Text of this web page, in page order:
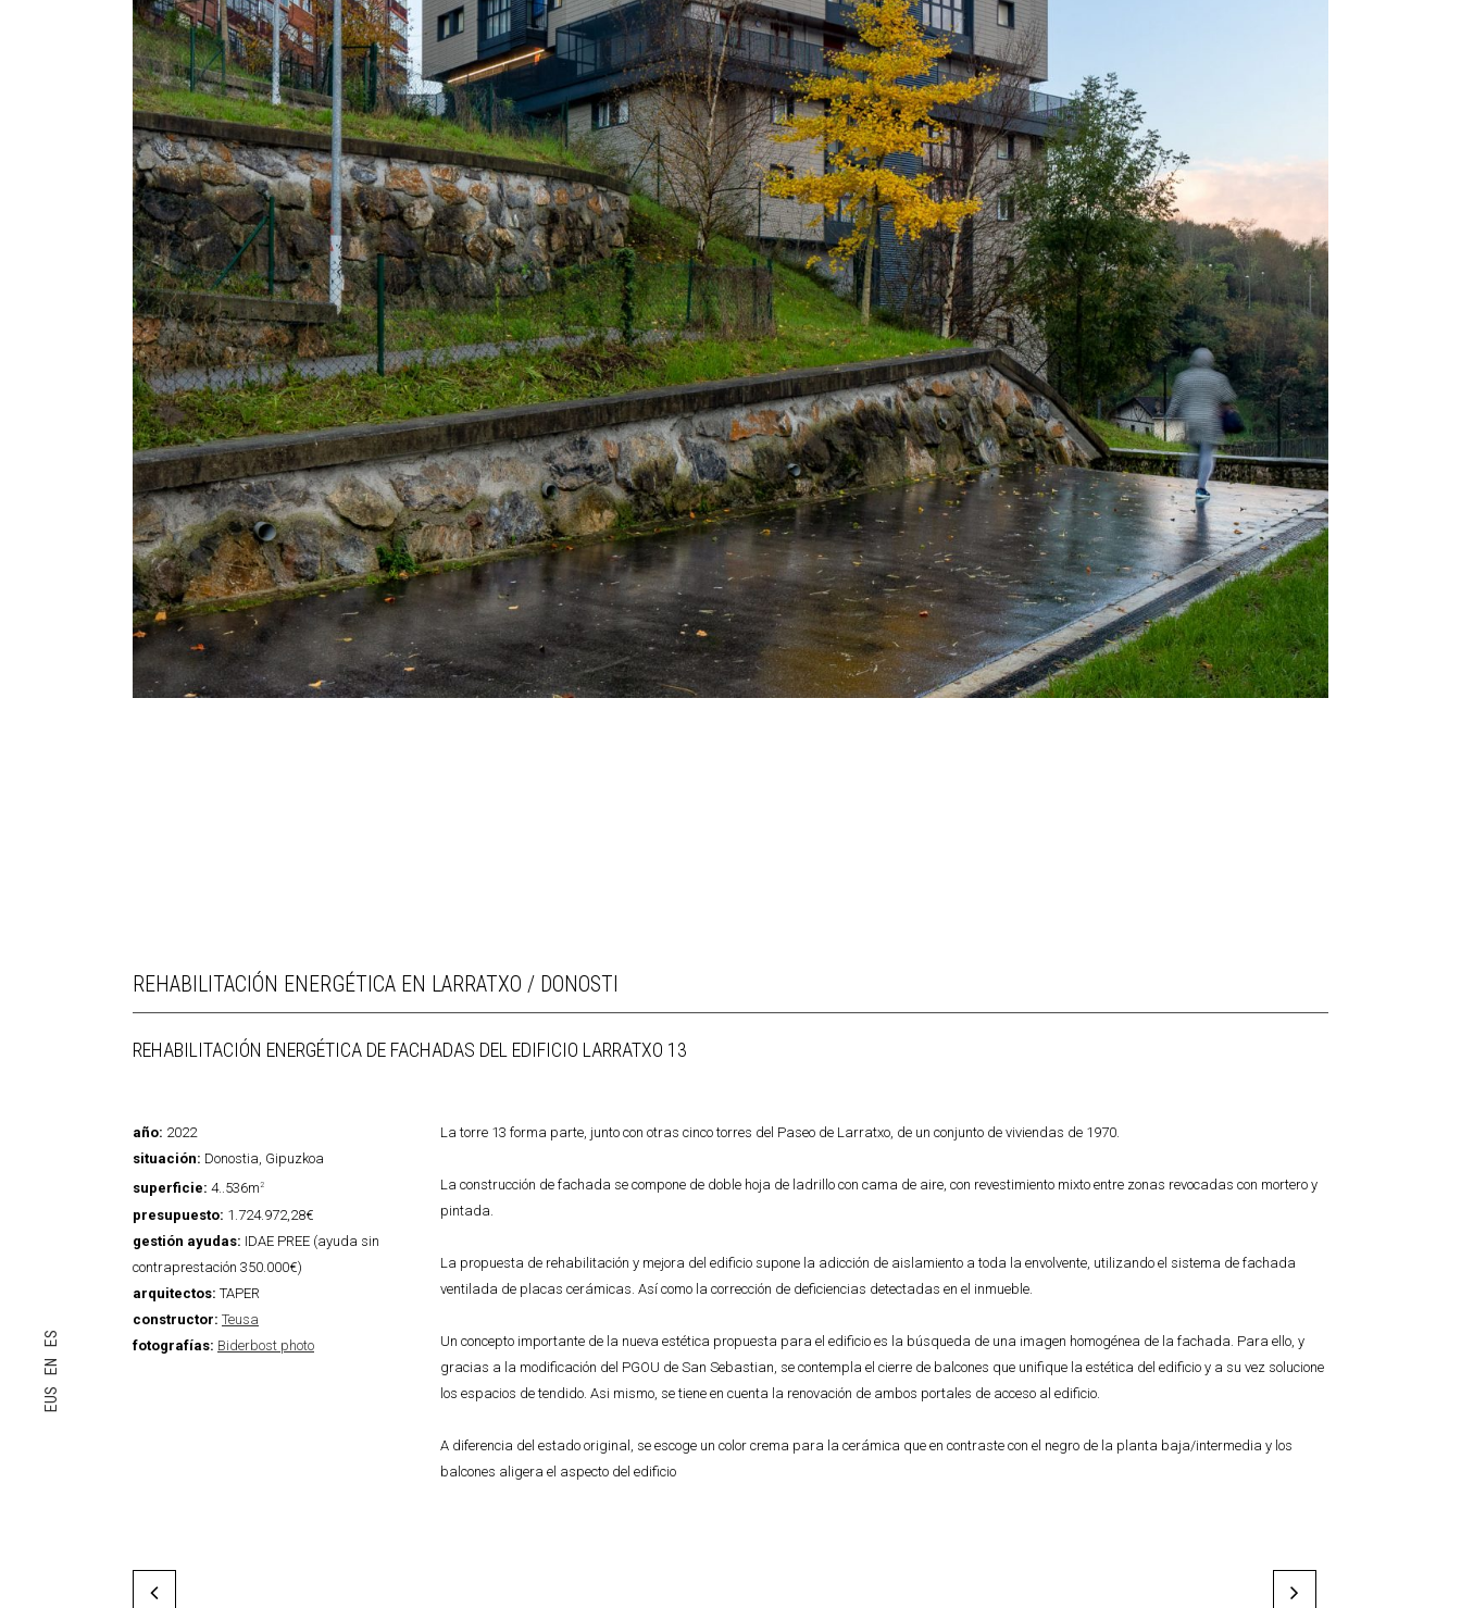
EUS
EN
ES
REHABILITACIÓN ENERGÉTICA EN LARRATXO / DONOSTI
REHABILITACIÓN ENERGÉTICA DE FACHADAS DEL EDIFICIO LARRATXO 13
año: 2022
situación: Donostia, Gipuzkoa
superficie: 4..536m2
presupuesto: 1.724.972,28€
gestión ayudas: IDAE PREE (ayuda sin
contraprestación 350.000€)
arquitectos: TAPER
constructor: Teusa
fotografías: Biderbost photo
La torre 13 forma parte, junto con otras cinco torres del Paseo de Larratxo, de un conjunto de viviendas de 1970.
La construcción de fachada se compone de doble hoja de ladrillo con cama de aire, con revestimiento mixto entre zonas revocadas con mortero y
pintada.
La propuesta de rehabilitación y mejora del edificio supone la adicción de aislamiento a toda la envolvente, utilizando el sistema de fachada
ventilada de placas cerámicas. Así como la corrección de deficiencias detectadas en el inmueble.
Un concepto importante de la nueva estética propuesta para el edificio es la búsqueda de una imagen homogénea de la fachada. Para ello, y
gracias a la modificación del PGOU de San Sebastian, se contempla el cierre de balcones que unifique la estética del edificio y a su vez solucione
los espacios de tendido. Asi mismo, se tiene en cuenta la renovación de ambos portales de acceso al edificio.
A diferencia del estado original, se escoge un color crema para la cerámica que en contraste con el negro de la planta baja/intermedia y los
balcones aligera el aspecto del edificio